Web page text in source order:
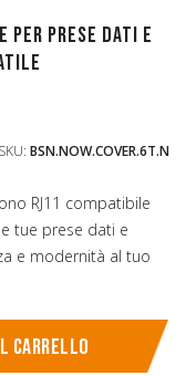
per Prese Dati e
SKU: BSN.NOW.COVER.6T.N
RJ11 compatibile
tue prese dati e
e modernità al tuo
carrello